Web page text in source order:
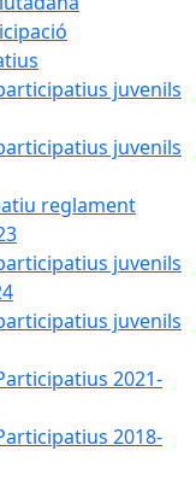
juvenils
juvenils
reglament
juvenils
juvenils
2021-
2018-